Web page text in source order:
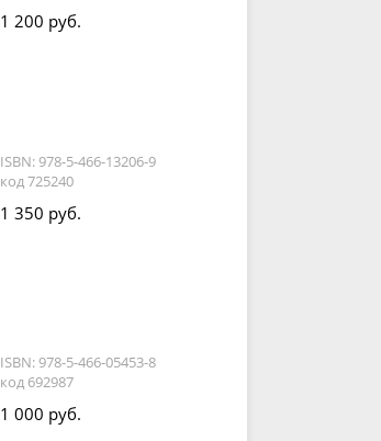
1 200 руб.
ISBN: 978-5-466-13206-9
код 725240
1 350 руб.
ISBN: 978-5-466-05453-8
код 692987
1 000 руб.